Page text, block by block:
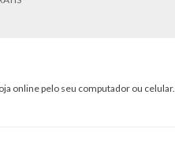
online pelo seu computador ou celular.